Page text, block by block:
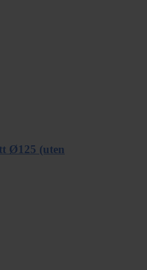
Ø125 (uten